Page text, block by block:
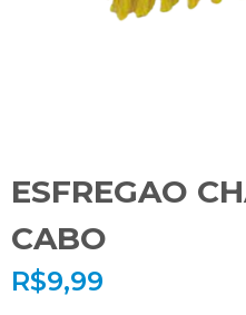
ESFREGAO
CABO
R$9,99